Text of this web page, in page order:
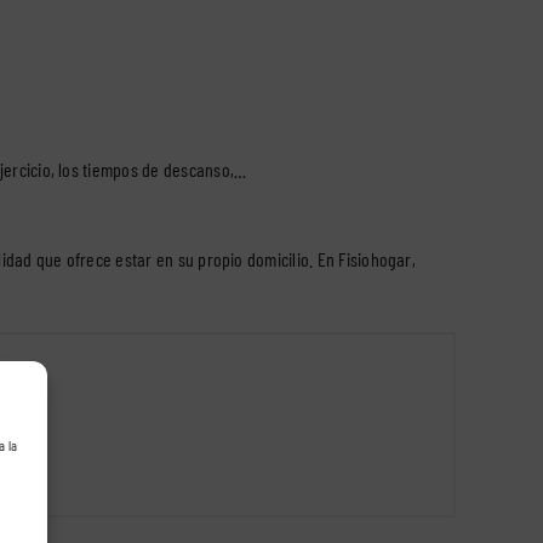
la
los tiempos de descanso,…
que ofrece estar en su propio domicilio. En Fisiohogar,